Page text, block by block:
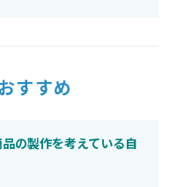
すすめ
の製作を考えている自